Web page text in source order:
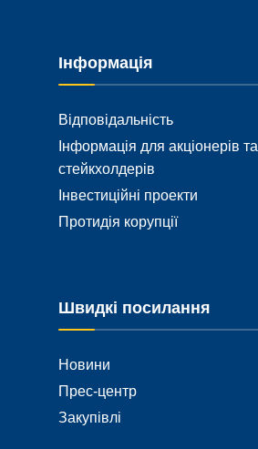
Інформація
Відповідальність
Інформація для акціонерів та
стейкхолдерів
Інвестиційні проекти
Протидія корупції
Швидкі посилання
Новини
Прес-центр
Закупівлі